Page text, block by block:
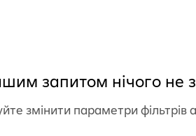
запитом нічого не
змінити параметри фільтрів